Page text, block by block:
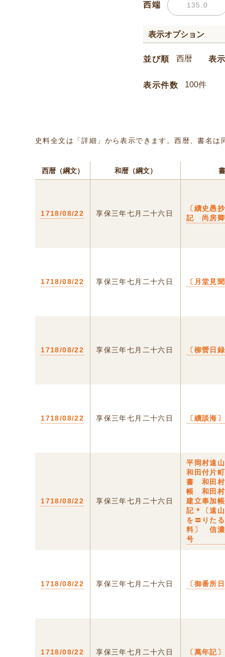
西端
表示オプション
並び順 表
表示件数
史料全文は「詳細」から表示できます。西暦、書名
西暦（綱文） 和暦（綱文）
1718/08/22 享保三年七月二十六日
〔續史愚
記 尚房
1718/08/22 享保三年七月二十六日 〔月堂見
1718/08/22 享保三年七月二十六日 〔柳營日
1718/08/22 享保三年七月二十六日 〔續談海〕
1718/08/22 享保三年七月二十六日
平岡村遠
和田付片
書 和田村
帳 和田村
建立奉加
記＊〔遠
を〓りた
料〕 信濃
号
1718/08/22 享保三年七月二十六日 〔御番所
1718/08/22 享保三年七月二十六日 〔萬年記〕